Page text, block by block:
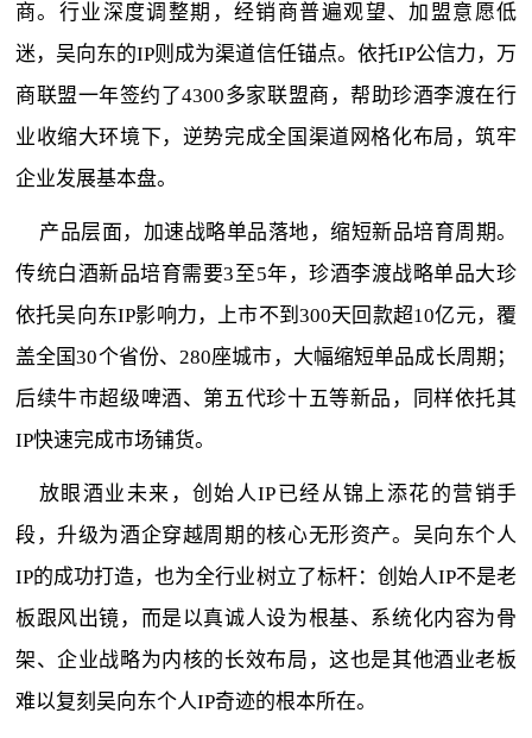
商。行业深度调整期，经销商普遍观望、加盟意愿低
迷，吴向东的IP则成为渠道信任锚点。依托IP公信力，万
商联盟一年签约了4300多家联盟商，帮助珍酒李渡在行
业收缩大环境下，逆势完成全国渠道网格化布局，筑牢
企业发展基本盘。
产品层面，加速战略单品落地，缩短新品培育周期。
传统白酒新品培育需要3至5年，珍酒李渡战略单品大珍
依托吴向东IP影响力，上市不到300天回款超10亿元，覆
盖全国30个省份、280座城市，大幅缩短单品成长周期；
后续牛市超级啤酒、第五代珍十五等新品，同样依托其
IP快速完成市场铺货。
放眼酒业未来，创始人IP已经从锦上添花的营销手
段，升级为酒企穿越周期的核心无形资产。吴向东个人
IP的成功打造，也为全行业树立了标杆：创始人IP不是老
板跟风出镜，而是以真诚人设为根基、系统化内容为骨
架、企业战略为内核的长效布局，这也是其他酒业老板
难以复刻吴向东个人IP奇迹的根本所在。